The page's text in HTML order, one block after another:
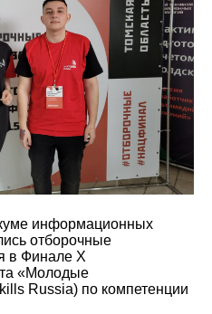
информационных
отборочные
в Финале X
«Молодые
Russia) по компетенции